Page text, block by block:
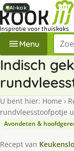
Menu
Indisch
U bent hier: Home ›
rundvleesstoofpotje
Avondeten &
Recept van
AI-kok
AI-kok
AI-kok
AI-kok
AI-kok
AI-kok
AI-kok